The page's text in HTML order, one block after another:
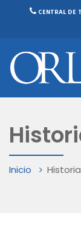
CENTRAL DE
Inicio Historia